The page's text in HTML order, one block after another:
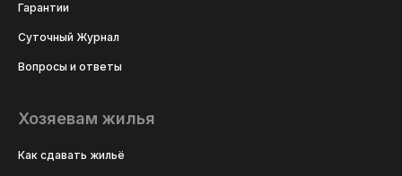
Гарантии
Суточный Журнал
Вопросы и ответы
Хозяевам жилья
Как сдавать жильё